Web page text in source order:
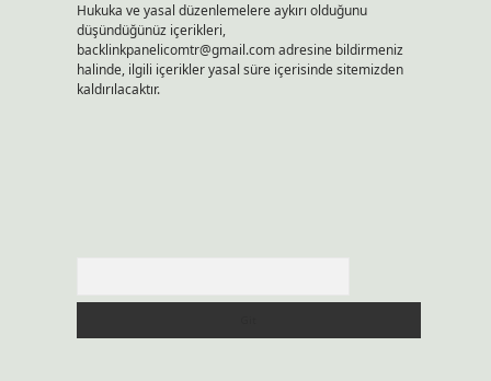
Hukuka ve yasal düzenlemelere aykırı olduğunu
düşündüğünüz içerikleri,
backlinkpanelicomtr@gmail.comadresine bildirmeniz
halinde, ilgili içerikler yasal süre içerisinde sitemizden
kaldırılacaktır.